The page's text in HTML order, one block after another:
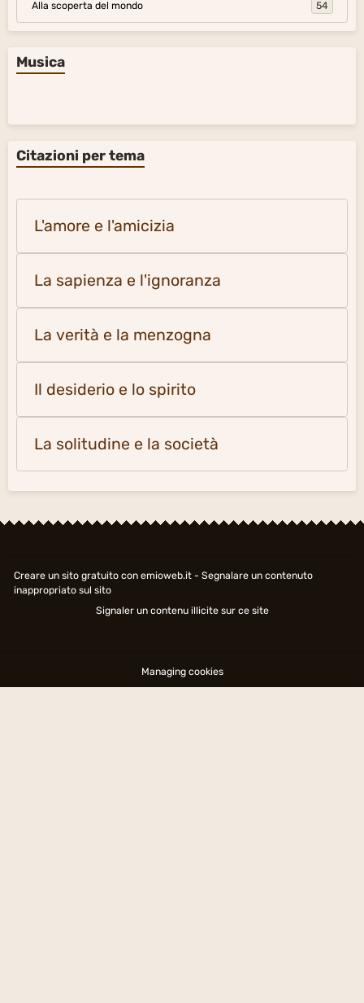
Alla scoperta del mondo 54
Musica
Citazioni per tema
L'amore e l'amicizia
La sapienza e l'ignoranza
La verità e la menzogna
Il desiderio e lo spirito
La solitudine e la società
Creare un sito gratuito con emioweb.it - Segnalare un contenuto
inappropriato sul sito
Signaler un contenu illicite sur ce site
Managing cookies